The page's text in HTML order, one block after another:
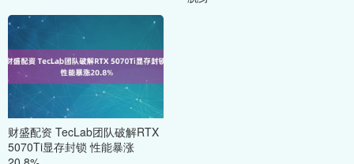
财盛配资 TecLab团队破解RTX
5070Ti显存封锁 性能暴涨